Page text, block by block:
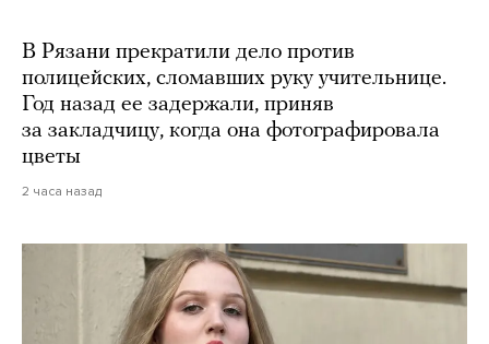
В Рязани прекратили дело против
полицейских, сломавших руку учительнице.
Год назад ее задержали, приняв
за закладчицу, когда она фотографировала
цветы
2 часа назад